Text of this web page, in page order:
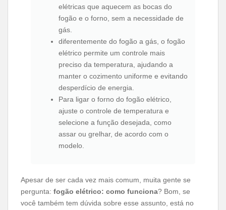
elétricas que aquecem as bocas do
fogão e o forno, sem a necessidade de
gás.
diferentemente do fogão a gás, o fogão
elétrico permite um controle mais
preciso da temperatura, ajudando a
manter o cozimento uniforme e evitando
desperdício de energia.
Para ligar o forno do fogão elétrico,
ajuste o controle de temperatura e
selecione a função desejada, como
assar ou grelhar, de acordo com o
modelo.
Apesar de ser cada vez mais comum, muita gente se
pergunta: fogão elétrico: como funciona? Bom, se
você também tem dúvida sobre esse assunto, está no